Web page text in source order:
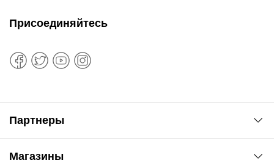
Магазины
Присоединяйтесь
Партнеры